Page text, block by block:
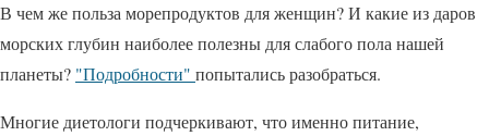
В чем же польза морепродуктов для женщин? И какие из даров
морских глубин наиболее полезны для слабого пола нашей
планеты? "Подробности" попытались разобраться.
Многие диетологи подчеркивают, что именно питание,